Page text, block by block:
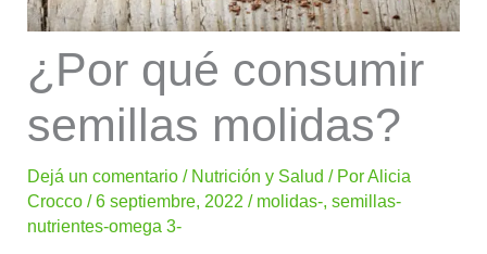
¿Por qué consumir
semillas molidas?
Dejá un comentario / Nutrición y Salud / PorAlicia
Crocco/6 septiembre, 2022/ molidas-,semillas-
nutrientes-omega 3-